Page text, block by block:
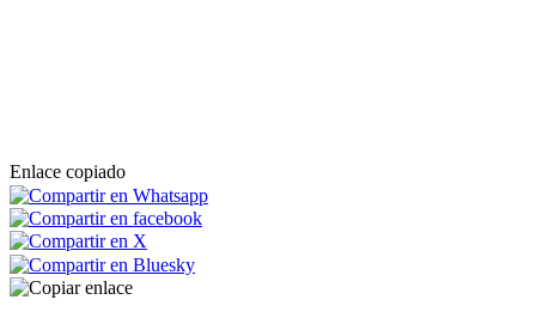
Enlace copiado